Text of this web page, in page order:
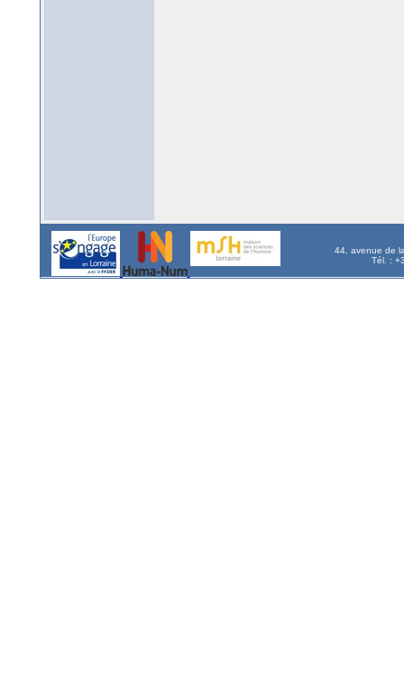
44, avenue de
Tél. :